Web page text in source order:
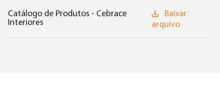
Catálogo de Produtos - Cebrace
Interiores
Baixar
arquivo